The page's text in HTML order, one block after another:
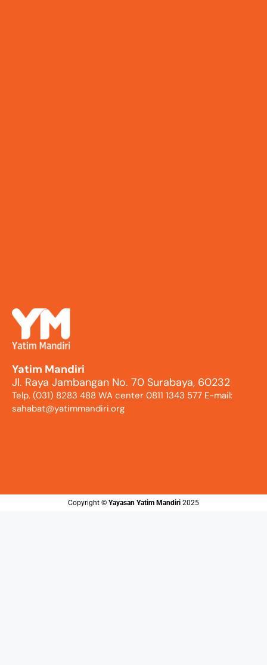
Yatim Mandiri
Jl. Raya Jambangan No. 70 Surabaya, 60232
Telp. (031) 8283 488 WA center 0811 1343 577 E-mail:
sahabat@yatimmandiri.org
Copyright ©️ Yayasan Yatim Mandiri 2025